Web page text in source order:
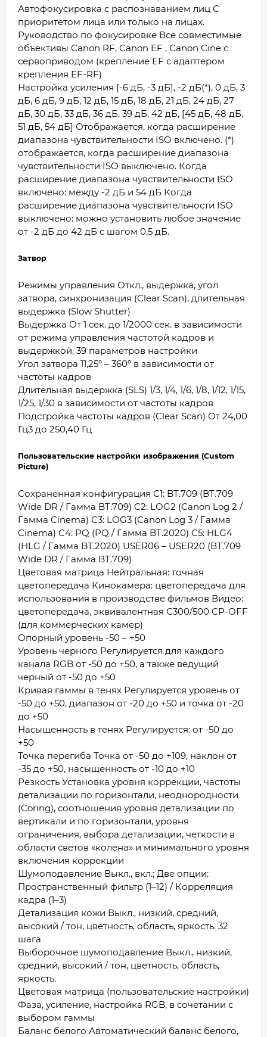
Автофокусировка с распознаванием лиц С
приоритетом лица или только на лицах.
Руководство по фокусировке Все совместимые
объективы Canon RF, Canon EF , Canon Cine с
сервоприводом (крепление EF с адаптером
крепления EF-RF)
Настройка усиления [-6 дБ, -3 дБ], -2 дБ(*), 0 дБ, 3
дБ, 6 дБ, 9 дБ, 12 дБ, 15 дБ, 18 дБ, 21 дБ, 24 дБ, 27
дБ, 30 дБ, 33 дБ, 36 дБ, 39 дБ, 42 дБ, [45 дБ, 48 дБ,
51 дБ, 54 дБ] Отображается, когда расширение
диапазона чувствительности ISO включено. (*)
отображается, когда расширение диапазона
чувствительности ISO выключено. Когда
расширение диапазона чувствительности ISO
включено: между -2 дБ и 54 дБ Когда
расширение диапазона чувствительности ISO
выключено: можно установить любое значение
от -2 дБ до 42 дБ с шагом 0,5 дБ.
Затвор
Режимы управления Откл., выдержка, угол
затвора, синхронизация (Clear Scan), длительная
выдержка (Slow Shutter)
Выдержка От 1 сек. до 1/2000 сек. в зависимости
от режима управления частотой кадров и
выдержкой, 39 параметров настройки
Угол затвора 11,25º – 360º в зависимости от
частоты кадров
Длительная выдержка (SLS) 1/3, 1/4, 1/6, 1/8, 1/12, 1/15,
1/25, 1/30 в зависимости от частоты кадров
Подстройка частоты кадров (Clear Scan) От 24,00
Гц3 до 250,40 Гц
Пользовательские настройки изображения (Custom
Picture)
Сохраненная конфигурация C1: BT.709 (BT.709
Wide DR / Гамма BT.709) C2: LOG2 (Canon Log 2 /
Гамма Cinema) C3: LOG3 (Canon Log 3 / Гамма
Cinema) C4: PQ (PQ / Гамма BT.2020) C5: HLG4
(HLG / Гамма BT.2020) USER06 – USER20 (BT.709
Wide DR / Гамма BT.709)
Цветовая матрица Нейтральная: точная
цветопередача Кинокамера: цветопередача для
использования в производстве фильмов Видео:
цветопередача, эквивалентная C300/500 CP-OFF
(для коммерческих камер)
Опорный уровень -50 – +50
Уровень черного Регулируется для каждого
канала RGB от -50 до +50, а также ведущий
черный от -50 до +50
Кривая гаммы в тенях Регулируется уровень от
-50 до +50, диапазон от -20 до +50 и точка от -20
до +50
Насыщенность в тенях Регулируется: от -50 до
+50
Точка перегиба Точка от -50 до +109, наклон от
-35 до +50, насыщенность от -10 до +10
Резкость Установка уровня коррекции, частоты
детализации по горизонтали, неоднородности
(Coring), соотношения уровня детализации по
вертикали и по горизонтали, уровня
ограничения, выбора детализации, четкости в
области светов «колена» и минимального уровня
включения коррекции
Шумоподавление Выкл., вкл.; Две опции:
Пространственный фильтр (1–12) / Корреляция
кадра (1–3)
Детализация кожи Выкл., низкий, средний,
высокий / тон, цветность, область, яркость. 32
шага
Выборочное шумоподавление Выкл., низкий,
средний, высокий / тон, цветность, область,
яркость.
Цветовая матрица (пользовательские настройки)
Фаза, усиление, настройка RGB, в сочетании с
выбором гаммы
Баланс белого Автоматический баланс белого,